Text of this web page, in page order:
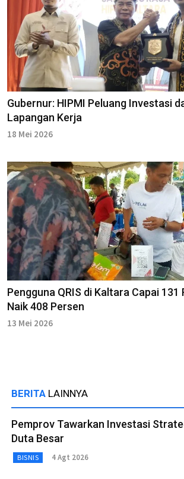
Gubernur: HIPMI Peluang Investasi
Lapangan Kerja
18 Mei 2026
Pengguna QRIS di Kaltara Capai 131
Naik 408 Persen
13 Mei 2026
BERITA LAINNYA
Pemprov Tawarkan Investasi
Duta Besar
BISNIS 4 Agt 2026